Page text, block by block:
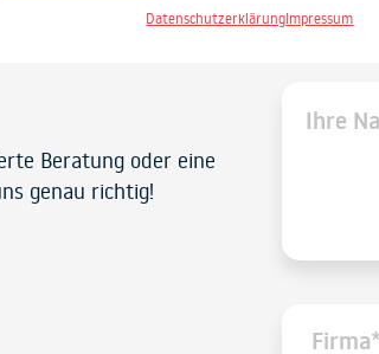
DatenschutzerklärungImpressum
Beratung oder eine
genau richtig!